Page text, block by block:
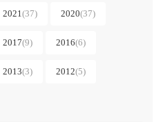
2021(37) 2020(37)
2017(9) 2016(6)
2013(3) 2012(5)